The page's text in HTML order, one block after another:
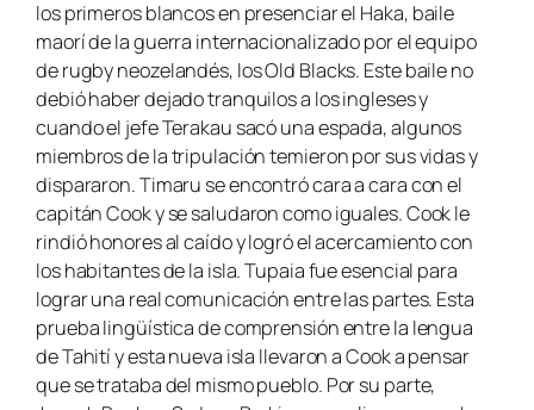
los primeros blancos en presenciar el Haka, baile
maorí de la guerra internacionalizado por el equipo
de rugby neozelandés, los Old Blacks. Este baile no
debió haber dejado tranquilos a los ingleses y
cuando el jefe Terakau sacó una espada, algunos
miembros de la tripulación temieron por sus vidas y
dispararon. Timaru se encontró cara a cara con el
capitán Cook y se saludaron como iguales. Cook le
rindió honores al caído y logró el acercamiento con
los habitantes de la isla. Tupaia fue esencial para
lograr una real comunicación entre las partes. Esta
prueba lingüística de comprensión entre la lengua
de Tahití y esta nueva isla llevaron a Cook a pensar
que se trataba del mismo pueblo. Por su parte,